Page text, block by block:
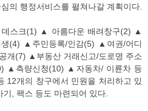
의 행정서비스를 펼쳐나갈 계획이다.
스크(1) ▲ 아름다운 배려창구(2) ▲
(4) ▲주민등록/인감(5) ▲여권/어디
개(7) ▲부동산 거래신고/도로명 주소
▲측량신청(10) ▲자동차/ 이륜차 등
12개의 창구에서 민원을 처리하고 있
, 팩스 등도 마련되어 있다.